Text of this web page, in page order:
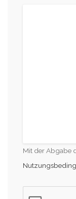
Mit der Abgabe